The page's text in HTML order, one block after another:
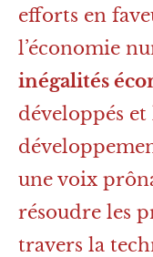
efforts en
l’économie
inégalités
développés et
une voix
résoudre les
travers la